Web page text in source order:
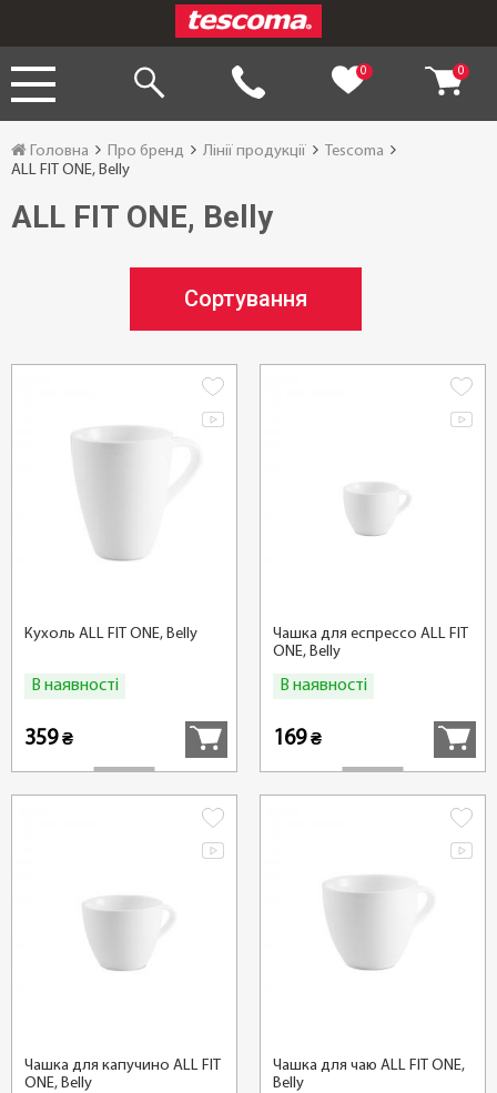
0 0
Головна Про бренд Лінії продукції
Tescoma
ALL FIT ONE, Belly
ALL FIT ONE, Belly
Сортування
Кухоль ALL FIT ONE, Belly
В наявності
359₴
Чашка для еспрессо ALL FIT
ONE, Belly
В наявності
169₴
Чашка для капучино ALL FIT
ONE, Belly
Чашка для чаю ALL FIT ONE,
Belly